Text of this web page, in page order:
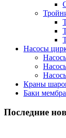
Насосы
Краны
Баки
Последние